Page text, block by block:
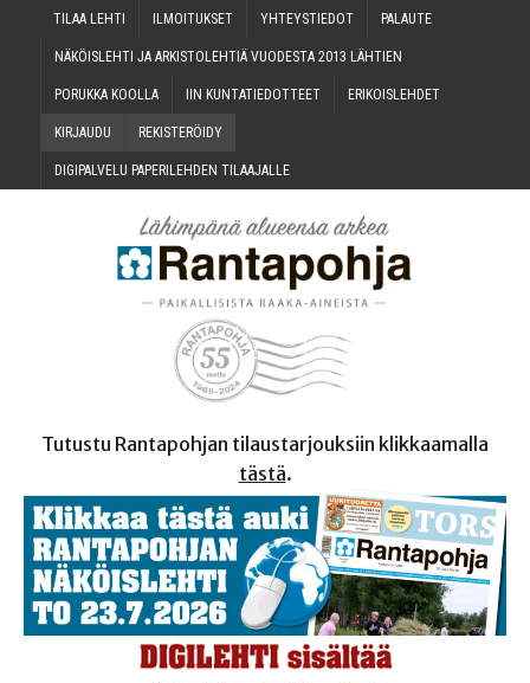
TILAA LEH­TI ILMOI­TUK­SET YHTEYS­TIE­DOT PALAU­TE
NÄKÖIS­LEH­TI JA ARKIS­TO­LEH­TIÄ VUO­DES­TA 2013 LÄHTIEN
PORUK­KA KOOLLA IIN KUN­TA­TIE­DOT­TEET ERI­KOIS­LEH­DET
KIR­JAU­DU REKIS­TE­RÖI­DY
DIGI­PAL­VE­LU PAPE­RI­LEH­DEN TILAAJALLE
Tutustu Rantapohjan tilaustarjouksiin klikkaamalla
tästä.